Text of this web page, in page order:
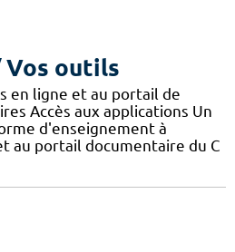
Vos outils
en ligne et au portail de
Accès aux applications Un
d'enseignement à
au portail documentaire du C